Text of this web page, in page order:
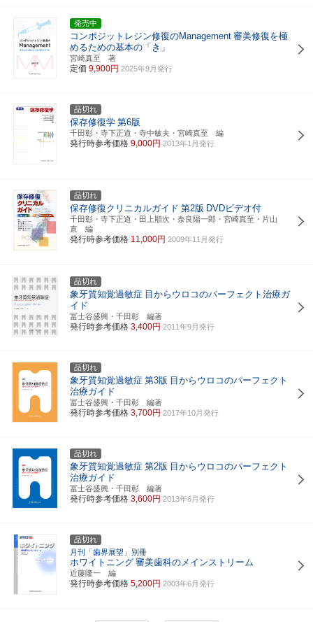
発売中
コンポジットレジン修復のManagement 審美修復を極
めるための基本の「き」
宮崎真至 著
定価 9,900円 2025年9月発行
品切れ
保存修復学 第6版
千田彰・寺下正道・寺中敏夫・宮崎真至 編
発行時参考価格 9,000円 2013年1月発行
品切れ
保存修復クリニカルガイド 第2版 DVDビデオ付
千田彰・寺下正道・田上順次・奈良陽一郎・宮崎真至・片山
直 編
発行時参考価格 11,000円 2009年11月発行
品切れ
象牙質知覚過敏症 目からウロコのパーフェクト治療ガ
イド
冨士谷盛興・千田彰 編著
発行時参考価格 3,400円 2011年9月発行
品切れ
象牙質知覚過敏症 第3版 目からウロコのパーフェクト
治療ガイド
冨士谷盛興・千田彰 編著
発行時参考価格 3,700円 2017年10月発行
品切れ
象牙質知覚過敏症 第2版 目からウロコのパーフェクト
治療ガイド
冨士谷盛興・千田彰 編著
発行時参考価格 3,600円 2013年6月発行
品切れ
月刊「歯界展望」別冊
ホワイトニング 審美歯科のメインストリーム
近藤隆一 編
発行時参考価格 5,200円 2003年6月発行